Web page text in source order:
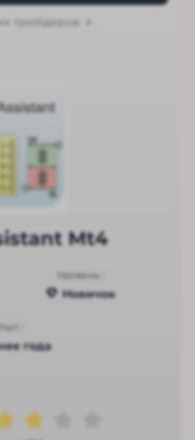
трейдеров
Mt4
Уровень :
Новичок
:
года